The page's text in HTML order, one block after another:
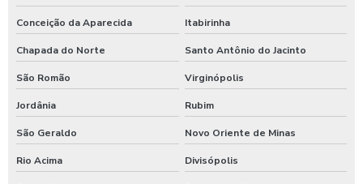
Conceição da Aparecida Itabirinha
Chapada do Norte Santo Antônio do Jacinto
São Romão Virginópolis
Jordânia Rubim
São Geraldo Novo Oriente de Minas
Rio Acima Divisópolis